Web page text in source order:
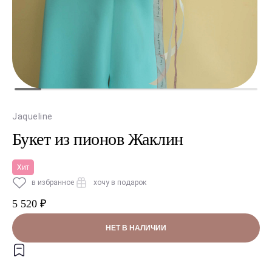
Jaqueline
Букет из пионов Жаклин
Хит
в избранное
хочу в подарок
5 520 ₽
НЕТ В НАЛИЧИИ